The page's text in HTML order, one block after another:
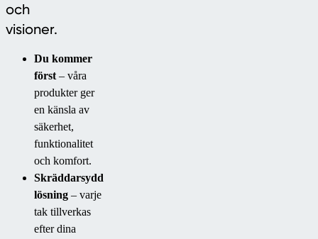
och
visioner.
Du kommer
först – våra
produkter ger
en känsla av
säkerhet,
funktionalitet
och komfort.
Skräddarsydd
lösning – varje
tak tillverkas
efter dina